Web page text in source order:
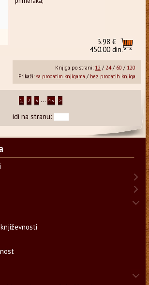
3.98 €
450.00 din.
Knjiga po strani: 12 /24/ 60 / 120
Prikaži: sa prodatim knjigama / bez prodatih knjiga
1 2 3 ... 45 >
idi na stranu: